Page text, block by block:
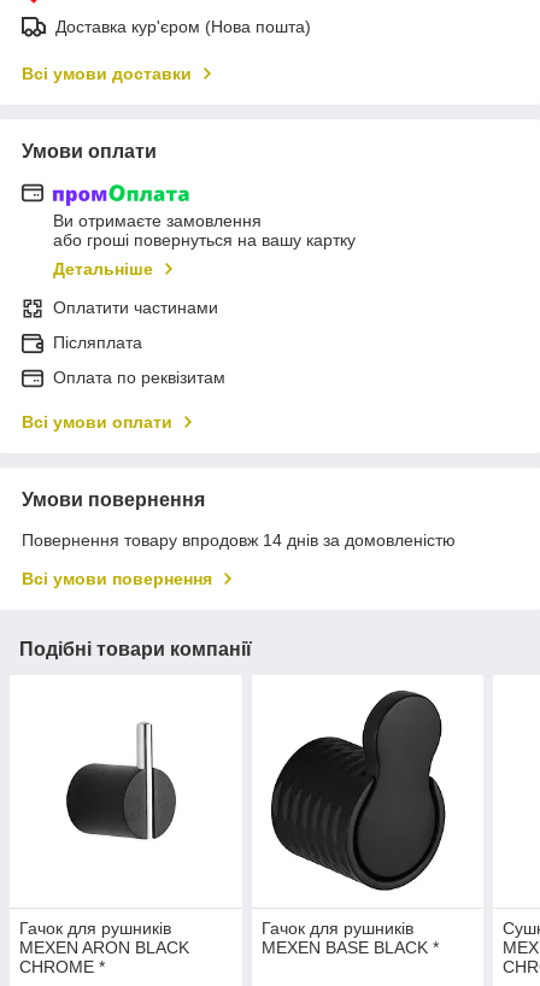
Доставка кур'єром (Нова пошта)
Всі умови доставки
Умови оплати
Ви отримаєте замовлення
або гроші повернуться на вашу картку
Детальніше
Оплатити частинами
Післяплата
Оплата по реквізитам
Всі умови оплати
Умови повернення
Повернення товару впродовж 14 днів за домовленістю
Всі умови повернення
Подібні товари компанії
Гачок для рушників
MEXEN ARON BLACK
CHROME *
Гачок для рушників
MEXEN BASE BLACK *